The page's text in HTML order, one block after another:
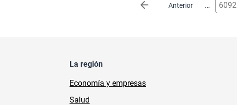
Anterior
Página anterior … 6092
La región
Economía y empresas
Salud